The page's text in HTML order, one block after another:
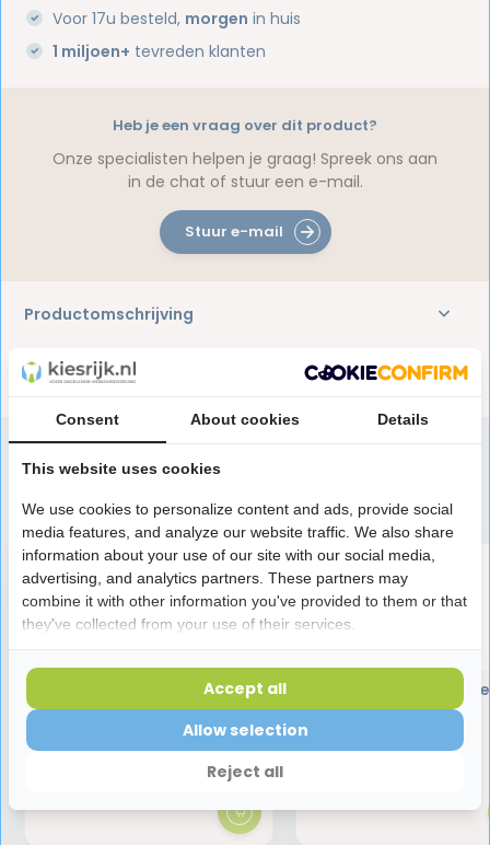
Voor 17u besteld, morgen in huis
1 miljoen+ tevreden klanten
Productomschrijving
Reviews
Heb je een vraag over dit product?
Onze specialisten helpen je graag! Spreek ons aan
in de chat of stuur een e-mail.
Stuur e-mail
Speciaal aanbevolen voor jou
Ecosym Dagbehandeling
Gebitsborstel | 1 stuk
Ecosym
Gel - 100 ml
Consent About cookies Details
This website uses cookies
We use cookies to personalize content and ads, provide social
media features, and analyze our website traffic. We also share
information about your use of our site with our social media,
advertising, and analytics partners. These partners may
combine it with other information you've provided to them or that
they've collected from your use of their services.
Reject all
Allow selection
Accept all